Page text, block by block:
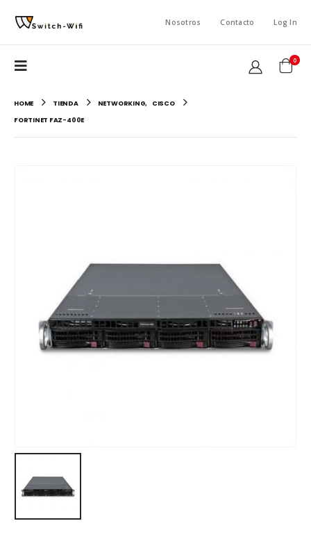
Nosotros Contacto Log In
0
HOME TIENDA NETWORKING,
CISCO
FORTINET FAZ-400E